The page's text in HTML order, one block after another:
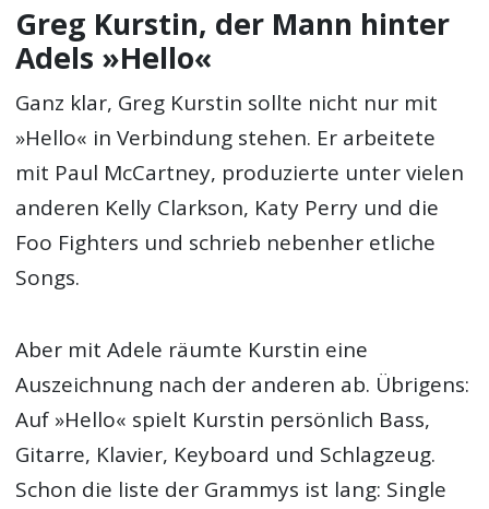
Greg Kurstin, der Mann hinter
Adels »Hello«
Ganz klar, Greg Kurstin sollte nicht nur mit
»Hello« in Verbindung stehen. Er arbeitete
mit Paul McCartney, produzierte unter vielen
anderen Kelly Clarkson, Katy Perry und die
Foo Fighters und schrieb nebenher etliche
Songs.
Aber mit Adele räumte Kurstin eine
Auszeichnung nach der anderen ab. Übrigens:
Auf »Hello« spielt Kurstin persönlich Bass,
Gitarre, Klavier, Keyboard und Schlagzeug.
Schon die liste der Grammys ist lang: Single